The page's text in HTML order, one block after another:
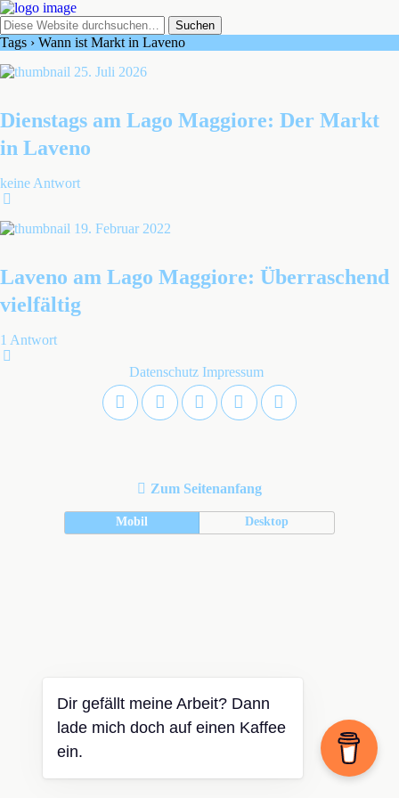
Tags › Wann ist Markt in Laveno
25. Juli 2026
Dienstags am Lago Maggiore: Der Markt
in Laveno
keine Antwort
19. Februar 2022
Laveno am Lago Maggiore: Überraschend
vielfältig
1 Antwort
Datenschutz Impressum
Zum Seitenanfang
Mobil Desktop
Dir gefällt meine Arbeit? Dann
lade mich doch auf einen Kaffee
ein.